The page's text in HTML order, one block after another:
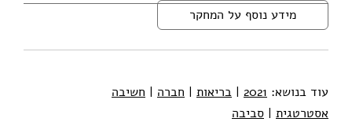
מידע נוסף על המחקר
עוד בנושא: 2021
| בריאות | חברה | חשיבה
אסטרטגית | סביבה